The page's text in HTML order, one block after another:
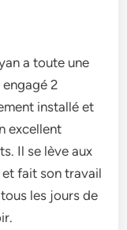
a toute une
2
installé et
excellent
Il se lève aux
fait son travail
les jours de